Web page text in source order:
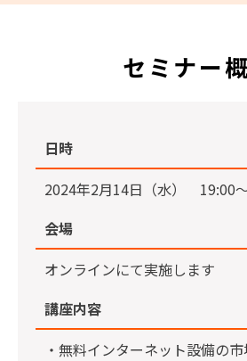
セミナー
日時
2024年2月14日（水） 19:00
会場
オンラインにて実施します
講座内容
・無料インターネット設備の